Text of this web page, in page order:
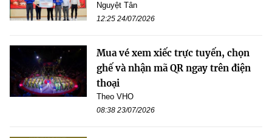
Nguyệt Tân
12:25 24/07/2026
Mua vé xem xiếc trực tuyến, chọn
ghế và nhận mã QR ngay trên điện
thoại
Theo VHO
08:38 23/07/2026